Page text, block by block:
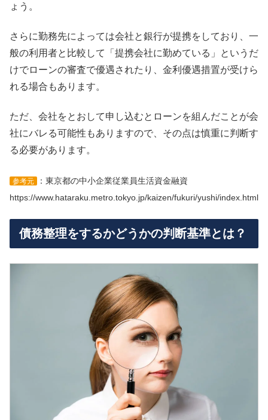
ょう。
さらに勤務先によっては会社と銀行が提携をしており、一
般の利用者と比較して「提携会社に勤めている」というだ
けでローンの審査で優遇されたり、金利優遇措置が受けら
れる場合もあります。
ただ、会社をとおして申し込むとローンを組んだことが会
社にバレる可能性もありますので、その点は慎重に判断す
る必要があります。
参考元
：東京都の中小企業従業員生活資金融資
https://www.hataraku.metro.tokyo.jp/kaizen/fukuri/yushi/index.html
債務整理をするかどうかの判断基準とは？